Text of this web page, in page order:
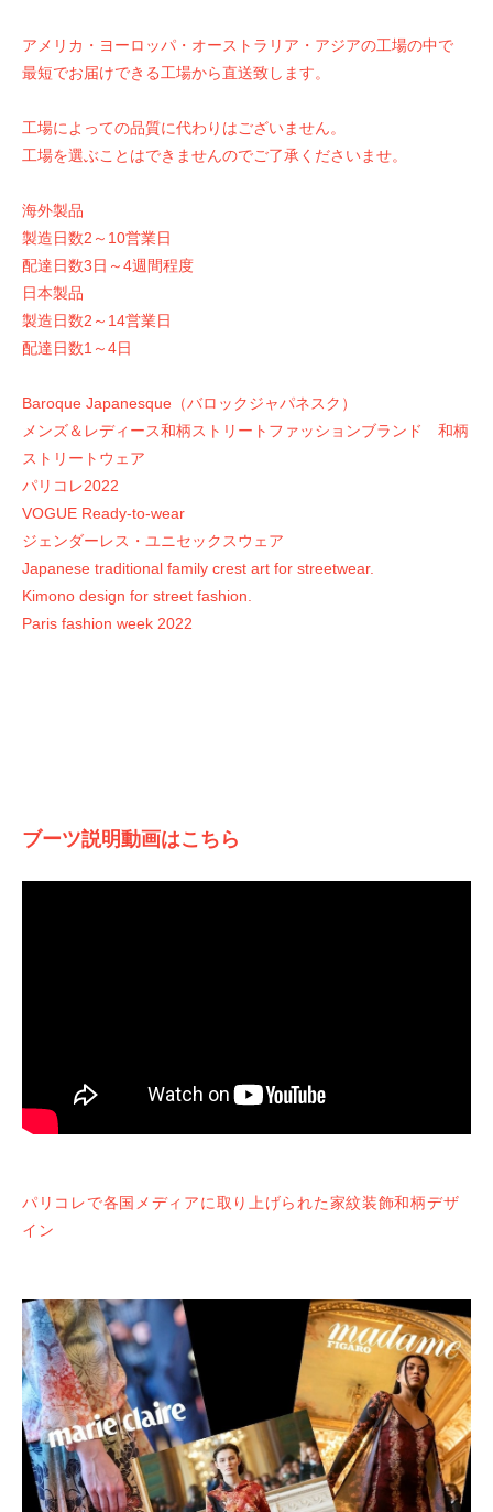
アメリカ・ヨーロッパ・オーストラリア・アジアの工場の中で
最短でお届けできる工場から直送致します。
工場によっての品質に代わりはございません。
工場を選ぶことはできませんのでご了承くださいませ。
海外製品
製造日数2～10営業日
配達日数3日～4週間程度
日本製品
製造日数2～14営業日
配達日数1～4日
Baroque Japanesque（バロックジャパネスク）
メンズ＆レディース和柄ストリートファッションブランド 和柄
ストリートウェア
パリコレ2022
VOGUE Ready-to-wear
ジェンダーレス・ユニセックスウェア
Japanese traditional family crest art for streetwear.
Kimono design for street fashion.
Paris fashion week 2022
ブーツ説明動画はこちら
パリコレで各国メディアに取り上げられた家紋装飾和柄デザ
イン